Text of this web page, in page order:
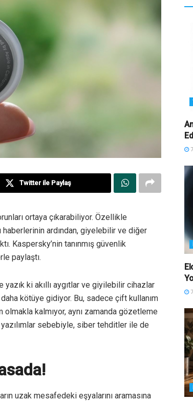
Twitter ile Paylaş
ortaya çıkarabiliyor. Özellikle
haberlerinin ardından, giyelebilir ve diğer
Kaspersky’nin tanınmış güvenlik
paylaştı.
ki akıllı aygıtlar ve giyilebilir cihazlar
kötüye gidiyor. Bu, sadece çift kullanım
kalmıyor, aynı zamanda gözetleme
sebebiyle, siber tehditler ile de
uzak mesafedeki eşyalarını aramasına
7
7